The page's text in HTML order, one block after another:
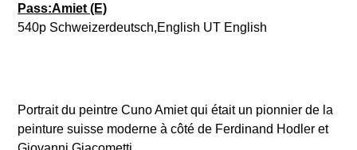
Pass:Amiet (E)
540p Schweizerdeutsch,English UT English
Portrait du peintre Cuno Amiet qui était un pionnier de la
peinture suisse moderne à côté de Ferdinand Hodler et